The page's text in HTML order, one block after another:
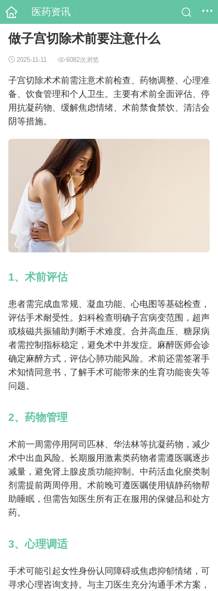
医药资讯
做子宫切除术前要注意什么
2025-11-11 6082次浏览
子宫切除术术前需注意术前检查、药物调整、心理准
备、饮食管理和个人卫生。主要有术前全面评估、停
用抗凝药物、缓解焦虑情绪、术前禁食禁饮、清洁会
阴等措施。
1、术前评估
患者需完成血常规、凝血功能、心电图等基础检查，
评估手术耐受性。妇科检查明确子宫病变范围，超声
或核磁共振辅助判断手术难度。合并高血压、糖尿病
者需控制指标稳定，避免术中并发症。麻醉医师会诊
确定麻醉方式，评估心肺功能风险。术前还需签署手
术知情同意书，了解手术可能带来的生育功能丧失等
问题。
2、药物管理
术前一周需停用阿司匹林、华法林等抗凝药物，减少
术中出血风险。长期服用激素类药物者需遵医嘱逐步
减量，避免肾上腺皮质功能抑制。中药活血化瘀类制
剂需提前两周停用。术前晚可遵医嘱使用镇静药物帮
助睡眠，但需告知医生所有正在服用的保健品和处方
药。
3、心理调适
手术可能引起女性身份认同障碍或焦虑抑郁情绪，可
寻求心理咨询支持。与主刀医生充分沟通手术方案，